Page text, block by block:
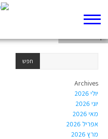
Archives
יולי 2026
יוני 2026
מאי 2026
אפריל 2026
מרץ 2026